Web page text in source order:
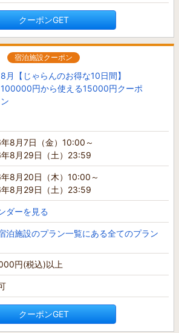
クーポンGET
宿泊施設クーポン
8月【じゃらんのお得な10日間】
100000円から使える15000円クーポ
ン
8月7日（金）10:00～
8月29日（土）23:59
8月20日（木）10:00～
8月29日（土）23:59
ダーを見る
泊施設のプラン一覧にある全てのプラン
円(税込)以上
クーポンGET